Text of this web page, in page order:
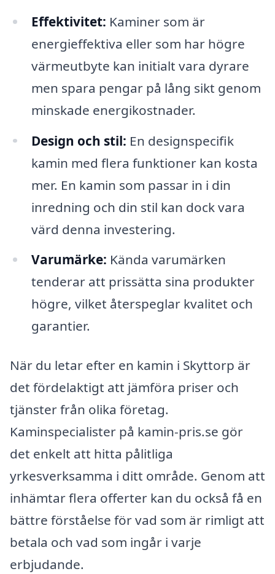
Effektivitet: Kaminer som är
energieffektiva eller som har högre
värmeutbyte kan initialt vara dyrare
men spara pengar på lång sikt genom
minskade energikostnader.
Design och stil: En designspecifik
kamin med flera funktioner kan kosta
mer. En kamin som passar in i din
inredning och din stil kan dock vara
värd denna investering.
Varumärke: Kända varumärken
tenderar att prissätta sina produkter
högre, vilket återspeglar kvalitet och
garantier.
När du letar efter en kamin i Skyttorp är
det fördelaktigt att jämföra priser och
tjänster från olika företag.
Kaminspecialister på kamin-pris.se gör
det enkelt att hitta pålitliga
yrkesverksamma i ditt område. Genom att
inhämtar flera offerter kan du också få en
bättre förståelse för vad som är rimligt att
betala och vad som ingår i varje
erbjudande.